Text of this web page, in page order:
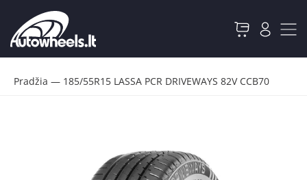
Pradžia — 185/55R15 LASSA PCR DRIVEWAYS 82V CCB70